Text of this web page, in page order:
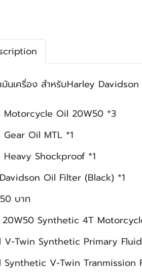
นเครื่อง สำหรับHarley
Motorcycle Oil 20W50 *3
Oil MTL *1
Shockproof *1
Oil Filter (Black) *1
บาท
Synthetic 4T
Synthetic Primary Fluid
V-Twin Tranmission